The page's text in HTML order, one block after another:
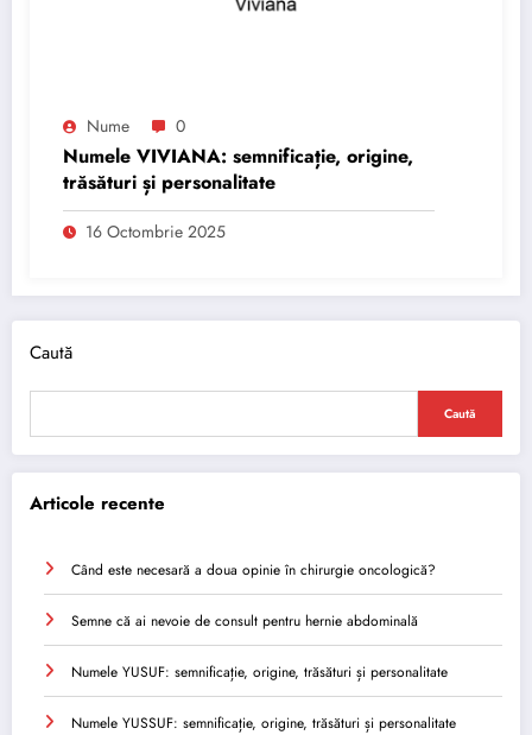
Nume 0
Numele VIVIANA: semnificație, origine,
trăsături și personalitate
16 Octombrie 2025
Caută
Caută
Articole recente
Când este necesară a doua opinie în chirurgie oncologică?
Semne că ai nevoie de consult pentru hernie abdominală
Numele YUSUF: semnificație, origine, trăsături și personalitate
Numele YUSSUF: semnificație, origine, trăsături și personalitate